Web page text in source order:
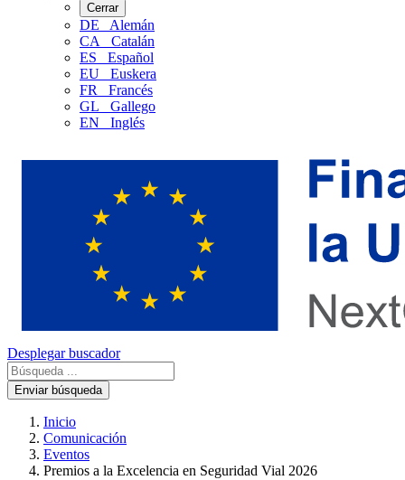
Cerrar
DE
Alemán
CA
Catalán
ES
Español
EU
Euskera
FR
Francés
GL
Gallego
EN
Inglés
Desplegar buscador
Enviar búsqueda
Inicio
Comunicación
Eventos
Premios a la Excelencia en Seguridad Vial 2026